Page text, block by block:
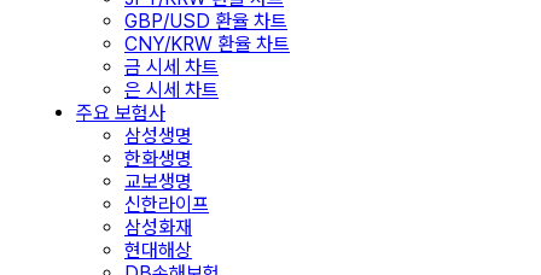
GBP/USD 환율 차트
CNY/KRW 환율 차트
금 시세 차트
은 시세 차트
주요 보험사
삼성생명
한화생명
교보생명
신한라이프
삼성화재
현대해상